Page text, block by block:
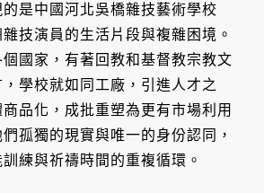
是中國河北吳橋雜技藝術學校
技演員的生活片段與複雜困境。
國家，有著回教和基督教宗教文
學校就如同工廠，引進人才之
品化，成批重塑為更有市場利用
孤獨的現實與唯一的身份認同，
練與祈禱時間的重複循環。